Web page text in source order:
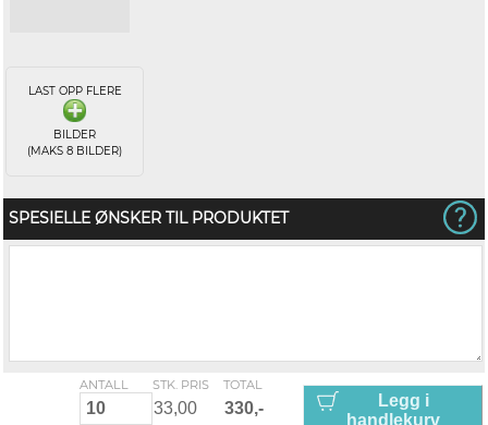
LAST OPP FLERE
BILDER
(MAKS 8 BILDER)
SPESIELLE ØNSKER TIL PRODUKTET
ANTALL STK. PRIS TOTAL
Legg i
handlekurv